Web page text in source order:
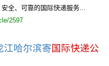
全、可靠的国际快递服务...
2597
江哈尔滨寄国际快递公